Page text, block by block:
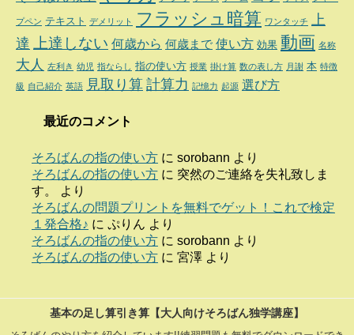
プペン テキスト デメリット フラッシュ暗算 ワンタッチ 上
達 上達しない 何歳から 何歳まで 使い方 効果 動画 名称
大人 左利き 幼児 指ならし 指の使い方 授業 掛け算 数の表し方 月謝 本 特徴
級 自己紹介 英語 見取り算計算力 記憶力 起源 選び方
最近のコメント
そろばんの指の使い方 に sorobann より
そろばんの指の使い方 に 突然のご連絡を失礼致しま
す。
より
そろばんの問題プリントを無料でゲット！これで検定
１発合格♪ に ぷりん より
そろばんの指の使い方 に sorobann より
そろばんの指の使い方 に 宮澤 より
基本の足し算引き算【大人向けそろばん独学講座】